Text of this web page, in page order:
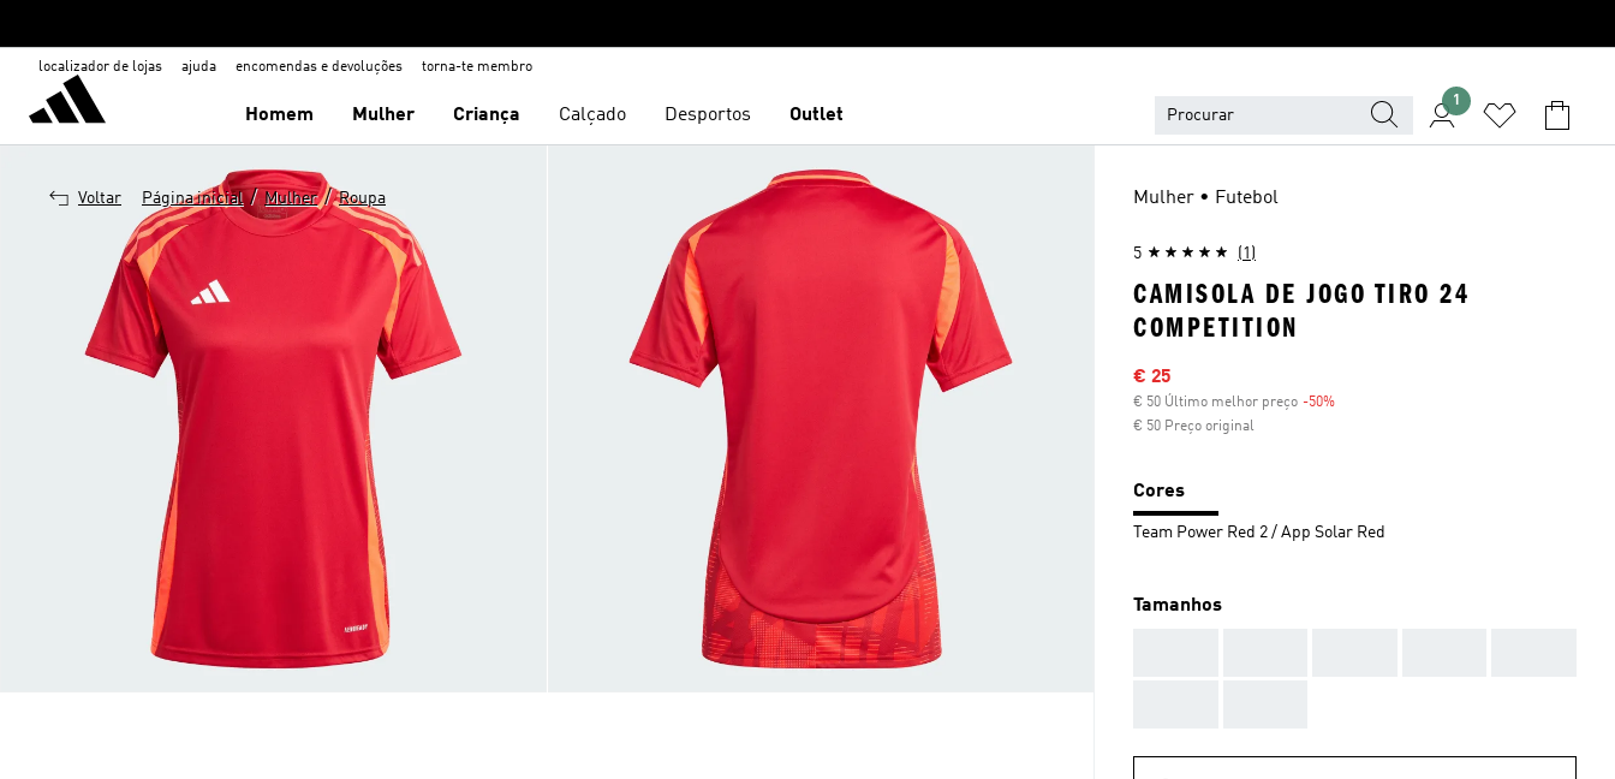
localizador de lojas ajuda encomendas e devoluções torna-te membro
Homem Mulher Criança Calçado Desportos Outlet
1
Voltar Página inicial / Mulher / Roupa Mulher • Futebol
5 (1)
CAMISOLA DE JOGO TIRO 24
COMPETITION
Preço com desconto
€ 25
€ 50 Último melhor preço -50%
€ 50 Preço original
Cores
Team Power Red 2 / App Solar Red
Tamanhos